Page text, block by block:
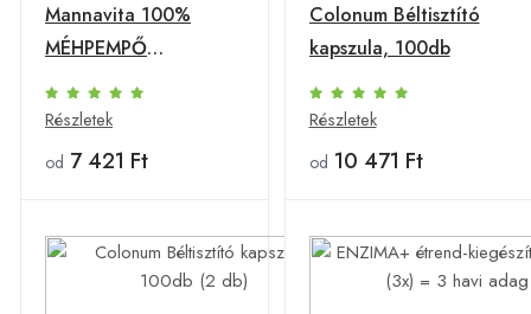
Mannavita 100%
MÉHPEMPŐ
Hagyományos, 40g
Részletek
od 7 421 Ft
Colonum Béltisztító
kapszula, 100db
Részletek
od 10 471 Ft